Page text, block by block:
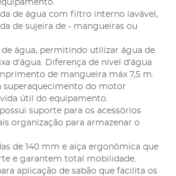
de água com filtro interno lavável,
de sujeira de - mangueiras ou
água, permitindo utilizar água de
d'água. Diferença de nível d'água
de mangueira máx 7,5 m.
superaquecimento do motor
útil do equipamento.
suporte para os acessórios
organização para armazenar o
de 140 mm e alça ergonômica que
e garantem total mobilidade.
aplicação de sabão que facilita os